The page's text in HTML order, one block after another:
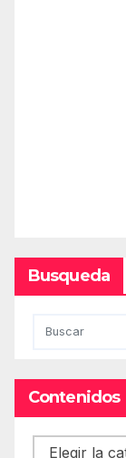
Busqueda
Contenidos
Contenidos